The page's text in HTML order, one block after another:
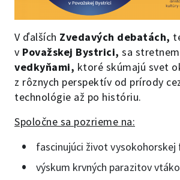
V ďalších Zvedavých debatách,
v Považskej Bystrici, sa
vedkyňami, ktoré skúmajú svet
z rôznych perspektív od prírody
technológie až po históriu.
Spoločne sa pozrieme na:
fascinujúci život vysokohorskej
výskum krvných parazitov